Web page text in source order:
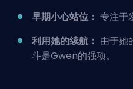
早期小心站位： 专注于
利用她的续航： 由于她
斗是Gwen的强项。